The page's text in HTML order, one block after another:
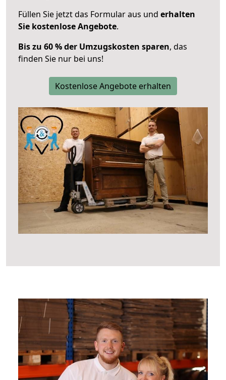
Füllen Sie jetzt das Formular aus und erhalten
Sie kostenlose Angebote.
Bis zu 60 % der Umzugskosten sparen, das
finden Sie nur bei uns!
Kostenlose Angebote erhalten